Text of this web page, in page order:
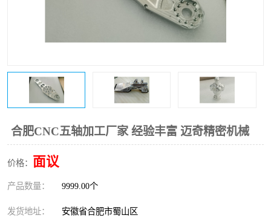
合肥CNC五轴加工厂家 经验丰富 迈奇精密机械
价格： 面议
产品数量： 9999.00个
发货地址： 安徽省合肥市蜀山区